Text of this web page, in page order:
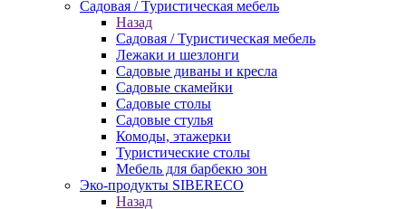
Садовая / Туристическая мебель
Назад
Садовая / Туристическая мебель
Лежаки и шезлонги
Садовые диваны и кресла
Садовые скамейки
Садовые столы
Садовые стулья
Комоды, этажерки
Туристические столы
Мебель для барбекю зон
Эко-продукты SIBERECO
Назад